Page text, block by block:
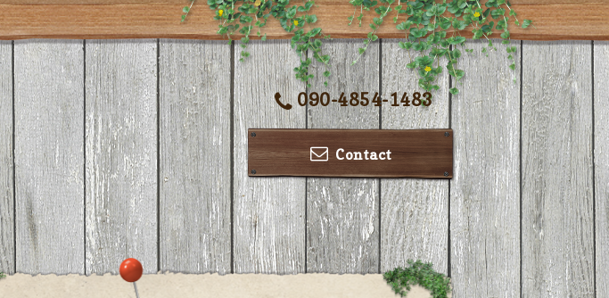
090-4854-1483
Contact